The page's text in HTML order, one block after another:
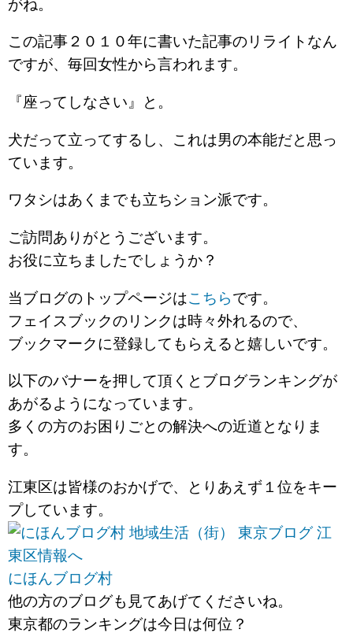
がね。
この記事２０１０年に書いた記事のリライトなん
ですが、毎回女性から言われます。
『座ってしなさい』と。
犬だって立ってするし、これは男の本能だと思っ
ています。
ワタシはあくまでも立ちション派です。
ご訪問ありがとうございます。
お役に立ちましたでしょうか？
当ブログのトップページはこちらです。
フェイスブックのリンクは時々外れるので、
ブックマークに登録してもらえると嬉しいです。
以下のバナーを押して頂くとブログランキングが
あがるようになっています。
多くの方のお困りごとの解決への近道となりま
す。
江東区は皆様のおかげで、とりあえず１位をキー
プしています。
にほんブログ村
他の方のブログも見てあげてくださいね。
東京都のランキングは今日は何位？